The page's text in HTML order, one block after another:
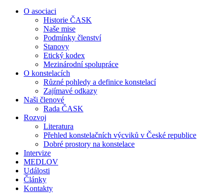
O asociaci
Historie ČASK
Naše mise
Podmínky členství
Stanovy
Etický kodex
Mezinárodní spolupráce
O konstelacích
Různé pohledy a definice konstelací
Zajímavé odkazy
Naši členové
Rada ČASK
Rozvoj
Literatura
Přehled konstelačních výcviků v České republice
Dobré prostory na konstelace
Intervize
MEDLOV
Události
Články
Kontakty